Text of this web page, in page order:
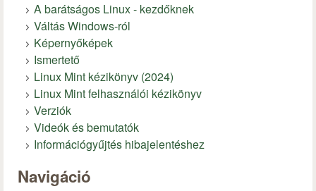
A barátságos Linux - kezdőknek
Váltás Windows-ról
Képernyőképek
Ismertető
Linux Mint kézikönyv (2024)
Linux Mint felhasználói kézikönyv
Verziók
Videók és bemutatók
Információgyűjtés hibajelentéshez
Navigáció